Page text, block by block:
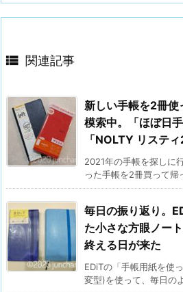
 関連記事
新しい手帳を2冊使
模索中。「ほぼ日
「NOLTY リスティ
2021年の手帳を探しに
った手帳を2冊買って帰
毎日の振り返り。
た小さな方眼ノー
終える日が来た
EDiTの「手帳用紙を使
変型)を使って、毎日の